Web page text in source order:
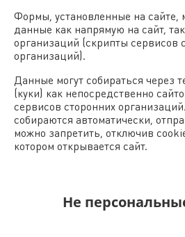
Формы, установленные на сайте,
данные как напрямую на сайт,
организаций (скрипты сервисов
организаций).
Данные могут собираться через
(куки) как непосредственно
сервисов сторонних
собираются автоматически,
можно запретить, отключив
котором открывается сайт.
Не